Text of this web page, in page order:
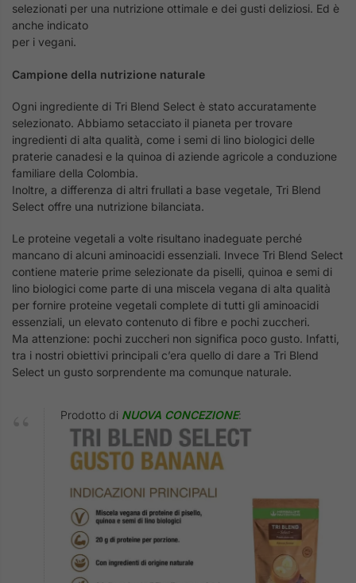
selezionati per una nutrizione ottimale e dei gusti deliziosi. Ed è
anche indicato
per i vegani.
Campione della nutrizione naturale
Ogni ingrediente di Tri Blend Select è stato accuratamente
selezionato. Abbiamo setacciato il pianeta per trovare
ingredienti di alta qualità, come i semi di lino biologici delle
praterie canadesi e la quinoa di aziende agricole a conduzione
familiare della Colombia.
Inoltre, a differenza di altri frullati a base vegetale, Tri Blend
Select offre una nutrizione bilanciata.
Le proteine vegetali a volte risultano inadeguate perché
mancano di alcuni aminoacidi essenziali. Invece Tri Blend Select
contiene materie prime selezionate da piselli, quinoa e semi di
lino biologici come parte di una miscela vegana di alta qualità
per fornire proteine vegetali complete di tutti gli aminoacidi
essenziali, un elevato contenuto di fibre e pochi zuccheri.
Ma attenzione: pochi zuccheri non significa poco gusto. Infatti,
tra i nostri obiettivi principali c’era quello di dare a Tri Blend
Select un gusto sorprendente ma comunque naturale.
Prodotto di NUOVA CONCEZIONE: